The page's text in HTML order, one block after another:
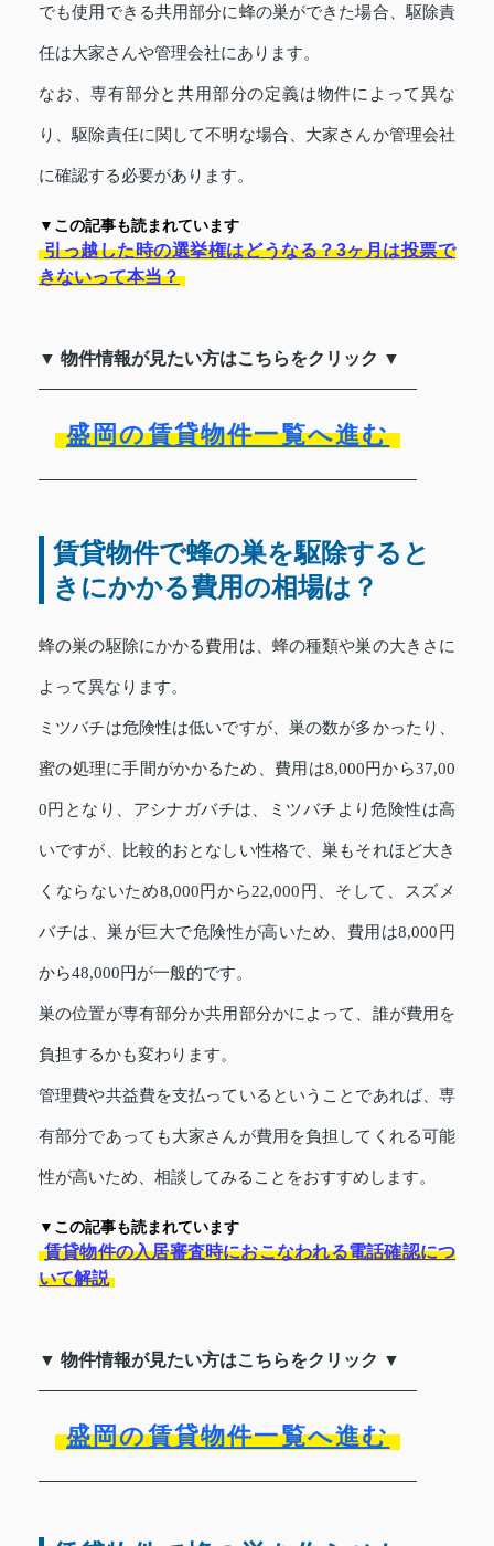
でも使用できる共用部分に蜂の巣ができた場合、駆除責
任は大家さんや管理会社にあります。
なお、専有部分と共用部分の定義は物件によって異な
り、駆除責任に関して不明な場合、大家さんか管理会社
に確認する必要があります。
▼この記事も読まれています
引っ越した時の選挙権はどうなる？3ヶ月は投票で
きないって本当？
▼ 物件情報が見たい方はこちらをクリック ▼
盛岡の賃貸物件一覧へ進む
賃貸物件で蜂の巣を駆除すると
きにかかる費用の相場は？
蜂の巣の駆除にかかる費用は、蜂の種類や巣の大きさに
よって異なります。
ミツバチは危険性は低いですが、巣の数が多かったり、
蜜の処理に手間がかかるため、費用は8,000円から37,00
0円となり、アシナガバチは、ミツバチより危険性は高
いですが、比較的おとなしい性格で、巣もそれほど大き
くならないため8,000円から22,000円、そして、スズメ
バチは、巣が巨大で危険性が高いため、費用は8,000円
から48,000円が一般的です。
巣の位置が専有部分か共用部分かによって、誰が費用を
負担するかも変わります。
管理費や共益費を支払っているということであれば、専
有部分であっても大家さんが費用を負担してくれる可能
性が高いため、相談してみることをおすすめします。
▼この記事も読まれています
賃貸物件の入居審査時におこなわれる電話確認につ
いて解説
▼ 物件情報が見たい方はこちらをクリック ▼
盛岡の賃貸物件一覧へ進む